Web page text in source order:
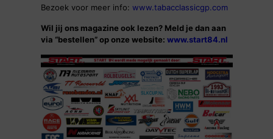
Bezoek voor meer info: www.tabacclassicgp.com
Wil jij ons magazine ook lezen? Meld je dan aan
via “bestellen” op onze website: www.start84.nl